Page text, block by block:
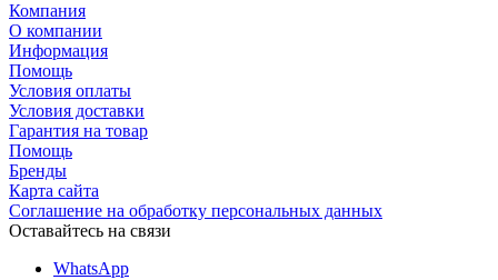
Компания
О компании
Информация
Помощь
Условия оплаты
Условия доставки
Гарантия на товар
Помощь
Бренды
Карта сайта
Соглашение на обработку персональных данных
Оставайтесь на связи
WhatsApp